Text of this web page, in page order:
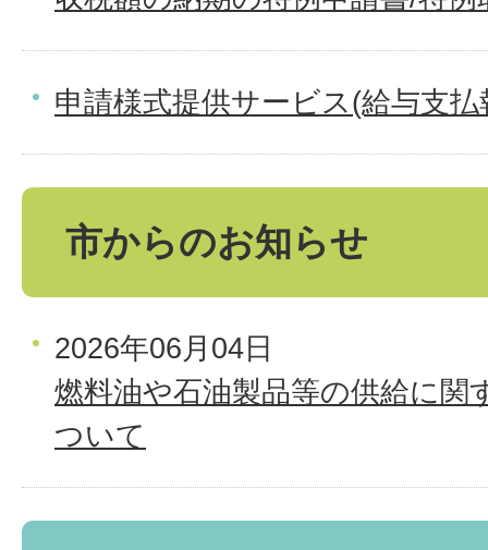
申請様式提供サービス(給与支払
市からのお知らせ
2026年06月04日
燃料油や石油製品等の供給に関
ついて